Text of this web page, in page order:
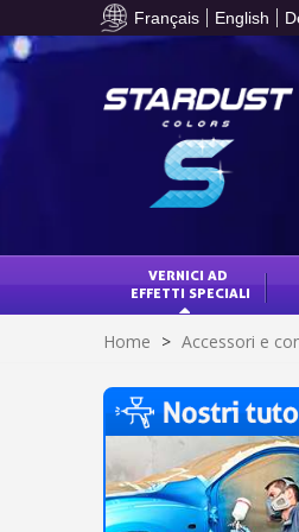
Français English
VERNICI AD
EFFETTI SPECIALI
Home > Accessori e